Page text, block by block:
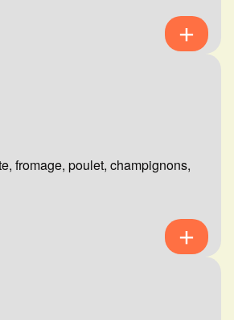
fromage, poulet, champignons,